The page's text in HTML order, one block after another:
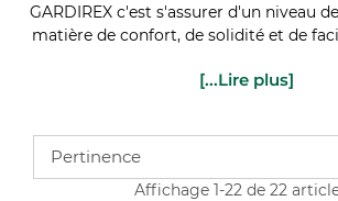
GARDIREX c'est s'assurer d'un niveau
matière de confort, de solidité et de
[...Lire plus]
Pertinence
Affichage 1-22 de 22